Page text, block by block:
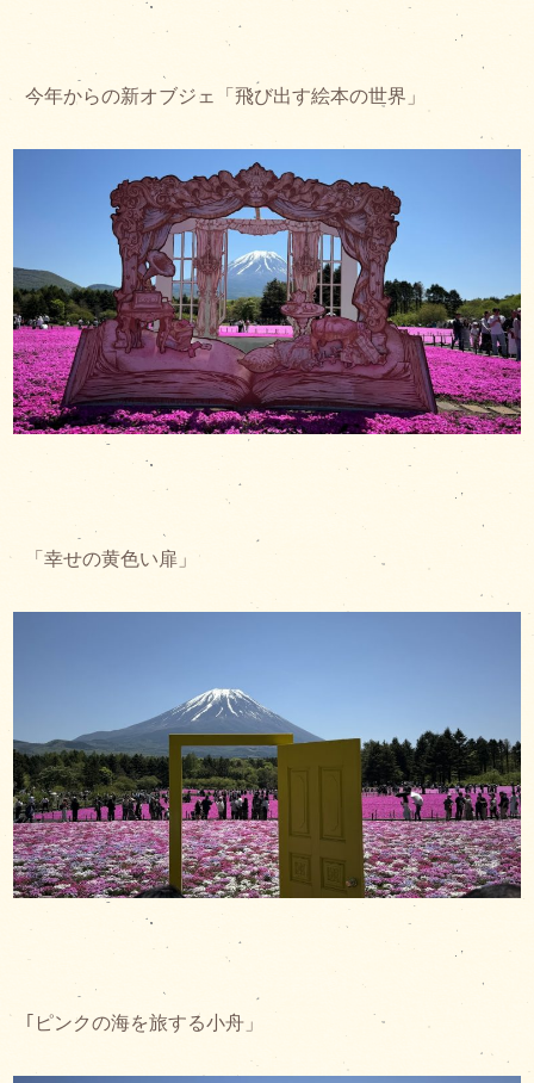
今年からの新オブジェ「飛び出す絵本の世界」
「幸せの黄色い扉」
｢ピンクの海を旅する小舟」